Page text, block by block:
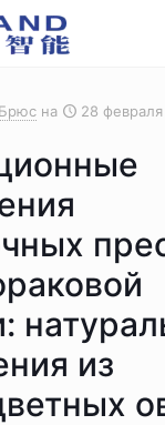
Брюс на 28 февраля
из